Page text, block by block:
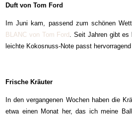
Duft von Tom Ford
Im Juni kam, passend zum schönen
BLANC von Tom Ford . Seit Jahren gibt es
leichte Kokosnuss-Note passt
Frische Kräuter
In den vergangenen Wochen haben die
etwa einen Monat her, das ich meine